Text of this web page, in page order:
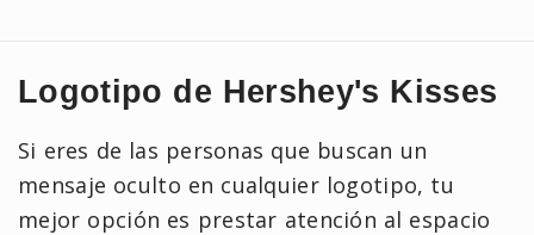
Logotipo de Hershey's Kisses
Si eres de las personas que buscan un
mensaje oculto en cualquier logotipo, tu
mejor opción es prestar atención al espacio